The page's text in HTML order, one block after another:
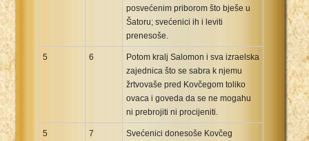
posvećenim priborom što bješe u
Šatoru; svećenici ih i leviti
prenesoše.
5 6
Potom kralj Salomon i sva izraelska
zajednica što se sabra k njemu
žrtvovaše pred Kovčegom toliko
ovaca i goveda da se ne mogahu
ni prebrojiti ni procijeniti.
5 7
Svećenici donesoše Kovčeg